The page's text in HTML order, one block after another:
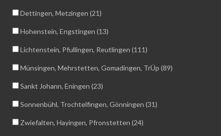
Dettingen, Metzingen (21)
Hohenstein, Engstingen (13)
Lichtenstein, Pfullingen, Reutlingen (111)
Münsingen, Mehrstetten, Gomadingen, TrÜp (89)
Sankt Johann, Eningen (23)
Sonnenbühl, Trochtelfingen, Gönningen (31)
Zwiefalten, Hayingen, Pfronstetten (24)